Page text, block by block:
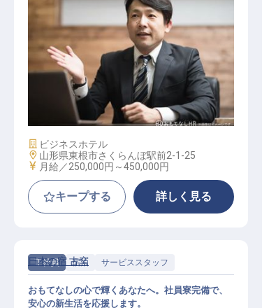
ホテル副支配人・マネージャー候補
施設業態
ビジネスホテル
勤務地
山形県東根市さくらんぼ駅前2-1-25
給与
月給／250,000円～450,000円
キープする 詳しく見る
正社員 宿泊 サービススタッフ
日本の宿 古窯
おもてなしの心で輝くあなたへ。社員寮完備で、
安心の新生活を応援します。